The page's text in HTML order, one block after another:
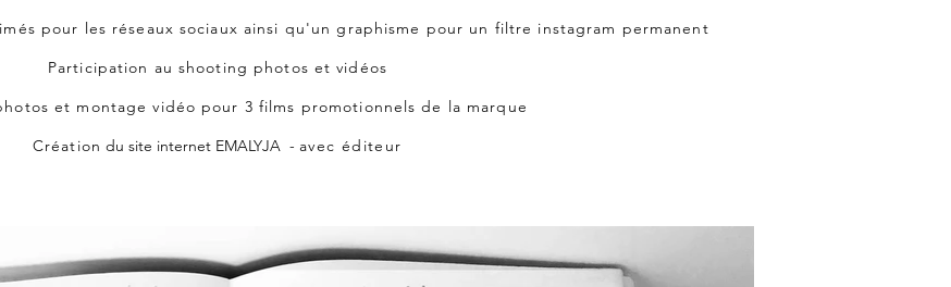
pour les réseaux sociaux ainsi qu'un graphisme pour un filtre instagram permanent
Participation au shooting photos et vidéos
et montage vidéo pour 3 films promotionnels de la marque
Création du site internet EMALYJA - avec éditeur